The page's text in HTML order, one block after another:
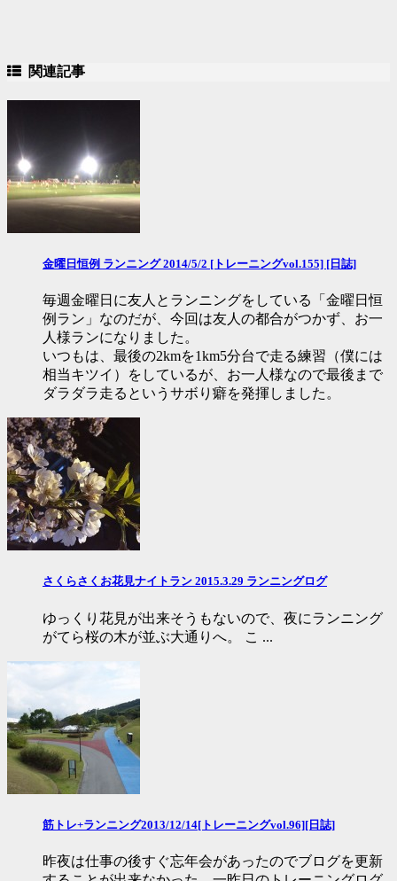
関連記事
金曜日恒例 ランニング 2014/5/2 [トレーニングvol.155] [日誌]
毎週金曜日に友人とランニングをしている「金曜日恒
例ラン」なのだが、今回は友人の都合がつかず、お一
人様ランになりました。
いつもは、最後の2kmを1km5分台で走る練習（僕には
相当キツイ）をしているが、お一人様なので最後まで
ダラダラ走るというサボり癖を発揮しました。
さくらさくお花見ナイトラン 2015.3.29 ランニングログ
ゆっくり花見が出来そうもないので、夜にランニング
がてら桜の木が並ぶ大通りへ。 こ ...
筋トレ+ランニング2013/12/14[トレーニングvol.96][日誌]
昨夜は仕事の後すぐ忘年会があったのでブログを更新